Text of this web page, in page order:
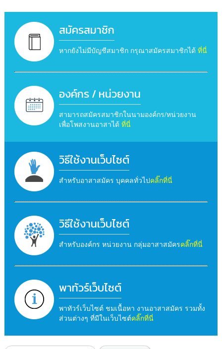
สมัครสมาชิก
หากยังไม่มีบัญชีสมาชิก กรุณาสมัครสมาชิกได้ ที่นี่
องค์กร / หน่วยงาน
สามารถสมัครสมาชิกในนามองค์กร/หน่วยงาน
เพื่อโพสงานอาสาได้ ที่นี่
วิธีใช้งานเว็บไซต์
สำหรับอาสาสมัคร บุคคลทั่วไปคลิ๊กที่นี่
วิธีใช้งานเว็บไซต์
สำหรับองค์กร หน่วยงาน กลุ่มอาสาสมัครคลิ๊กที่นี่
พาทัวร์เว็บไซต์
พาทัวร์เว็บไซต์ ชมเนื้อหา งานอาสาสมัคร รวมทั้ง
ส่วนต่างๆ ที่มีในเว็บไซต์คลิ๊กที่นี่